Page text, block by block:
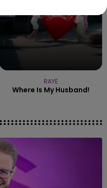
RAYE
Where Is My Husband!